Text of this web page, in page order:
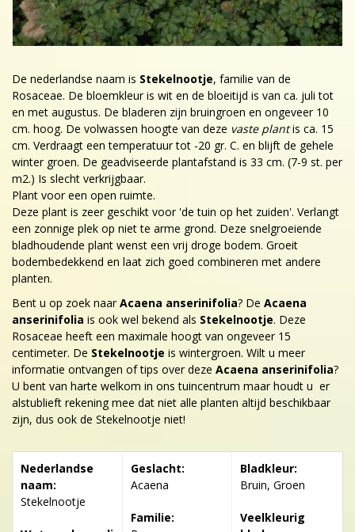
De nederlandse naam is Stekelnootje, familie van de
Rosaceae. De bloemkleur is wit en de bloeitijd is van ca. juli tot
en met augustus. De bladeren zijn bruingroen en ongeveer 10
cm. hoog. De volwassen hoogte van deze vaste plantis ca. 15
cm. Verdraagt een temperatuur tot -20 gr. C. en blijft de gehele
winter groen. De geadviseerde plantafstand is 33 cm. (7-9 st. per
m2.) Is slecht verkrijgbaar.
Plant voor een open ruimte.
Deze plant is zeer geschikt voor 'de tuin op het zuiden'. Verlangt
een zonnige plek op niet te arme grond. Deze snelgroeiende
bladhoudende plant wenst een vrij droge bodem. Groeit
bodembedekkend en laat zich goed combineren met andere
planten.
Bent u op zoek naarAcaena anserinifolia? De Acaena
anserinifolia is ook wel bekend als Stekelnootje. Deze
Rosaceae heeft een maximale hoogt van ongeveer 15
centimeter. De Stekelnootje is wintergroen. Wilt u meer
informatie ontvangen of tips over deze Acaena anserinifolia?
U bent van harte welkom in ons tuincentrum maar houdt u er
alstublieft rekening mee dat niet alle planten altijd beschikbaar
zijn, dus ook de Stekelnootje niet!
Nederlandse
naam:
Stekelnootje
Geslacht:
Acaena
Familie:
Bladkleur:
Bruin, Groen
Veelkleurig